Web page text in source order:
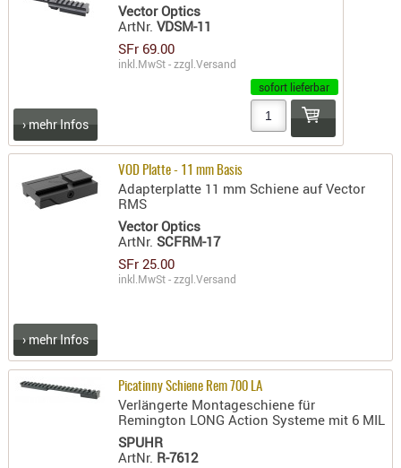
Vector Optics
ArtNr.VDSM-11
SFr 69.00
inkl.MwSt - zzgl.Versand
sofort lieferbar
› mehr Infos
VOD Platte - 11 mm Basis
Adapterplatte 11 mm Schiene auf Vector
RMS
Vector Optics
ArtNr.SCFRM-17
SFr 25.00
inkl.MwSt - zzgl.Versand
› mehr Infos
Picatinny Schiene Rem 700 LA
Verlängerte Montageschiene für
Remington LONG Action Systeme mit 6 MIL
SPUHR
ArtNr. R-7612